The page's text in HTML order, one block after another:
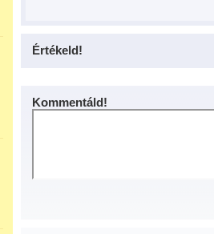
Értékeld!
Kommentáld!